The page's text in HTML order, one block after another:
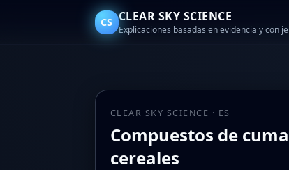
CS CLEAR SKY SCIENCE
Explicaciones basadas en evidencia y con
CLEAR SKY SCIENCE · ES
Compuestos de
cereales